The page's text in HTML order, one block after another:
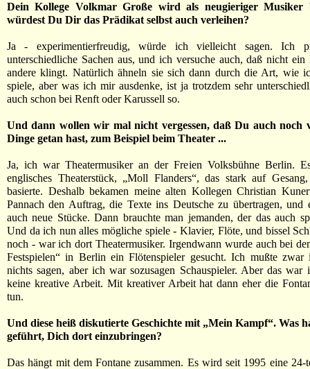
Dein Kollege Volkmar Große wird als neugieriger Musiker
würdest Du Dir das Prädikat selbst auch verleihen?
Ja - experimentierfreudig, würde ich vielleicht sagen. Ich
unterschiedliche Sachen aus, und ich versuche auch, daß nicht
andere klingt. Natürlich ähneln sie sich dann durch die Art, wie
spiele, aber was ich mir ausdenke, ist ja trotzdem sehr
auch schon bei Renft oder Karussell so.
Und dann wollen wir mal nicht vergessen, daß Du auch noch
Dinge getan hast, zum Beispiel beim Theater ...
Ja, ich war Theatermusiker an der Freien Volksbühne Berlin.
englisches Theaterstück, „Moll Flanders“, das stark auf
basierte. Deshalb bekamen meine alten Kollegen Christian
Pannach den Auftrag, die Texte ins Deutsche zu übertragen, und
auch neue Stücke. Dann brauchte man jemanden, der das auch
Und da ich nun alles mögliche spiele - Klavier, Flöte, und bissel
noch - war ich dort Theatermusiker. Irgendwann wurde auch bei
Festspielen“ in Berlin ein Flötenspieler gesucht. Ich mußte zwar
nichts sagen, aber ich war sozusagen Schauspieler. Aber das war
keine kreative Arbeit. Mit kreativer Arbeit hat dann eher die
tun.
Und diese heiß diskutierte Geschichte mit „Mein Kampf“. Was
geführt, Dich dort einzubringen?
Das hängt mit dem Fontane zusammen. Es wird seit 1995 eine